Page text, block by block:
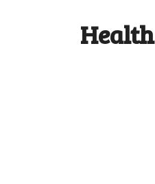
Health